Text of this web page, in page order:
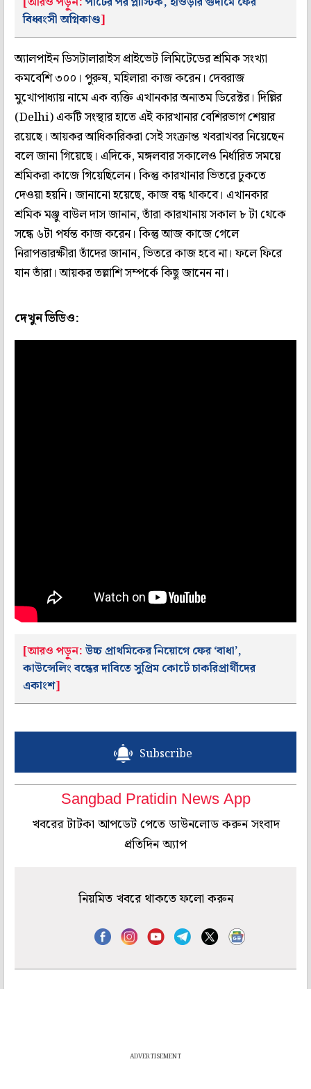
বিধ্বংসী অগ্নিকাণ্ড]
অ্যালপাইন ডিসটালারাইস প্রাইভেট লিমিটেডের শ্রমিক সংখ্যা
কমবেশি ৩০০। পুরুষ, মহিলারা কাজ করেন। দেবরাজ
মুখোপাধ্যায় নামে এক ব্যক্তি এখানকার অন্যতম ডিরেক্টর। দিল্লির
(Delhi) একটি সংস্থার হাতে এই কারখানার বেশিরভাগ শেয়ার
রয়েছে। আয়কর আধিকারিকরা সেই সংক্রান্ত খবরাখবর নিয়েছেন
বলে জানা গিয়েছে। এদিকে, মঙ্গলবার সকালেও নির্ধারিত সময়ে
শ্রমিকরা কাজে গিয়েছিলেন। কিন্তু কারখানার ভিতরে ঢুকতে
দেওয়া হয়নি। জানানো হয়েছে, কাজ বন্ধ থাকবে। এখানকার
শ্রমিক মঞ্জু বাউল দাস জানান, তাঁরা কারখানায় সকাল ৮ টা থেকে
সন্ধে ৬টা পর্যন্ত কাজ করেন। কিন্তু আজ কাজে গেলে
নিরাপত্তারক্ষীরা তাঁদের জানান, ভিতরে কাজ হবে না। ফলে ফিরে
যান তাঁরা। আয়কর তল্লাশি সম্পর্কে কিছু জানেন না।
দেখুন ভিডিও:
[আরও পড়ুন: উচ্চ প্রাথমিকের নিয়োগে ফের ‘বাধা’,
কাউন্সেলিং বন্ধের দাবিতে সুপ্রিম কোর্টে চাকরিপ্রার্থীদের
একাংশ]
Subscribe
Sangbad Pratidin News App
খবরের টাটকা আপডেট পেতে ডাউনলোড করুন সংবাদ
প্রতিদিন অ্যাপ
নিয়মিত খবরে থাকতে ফলো করুন
ADVERTISEMENT